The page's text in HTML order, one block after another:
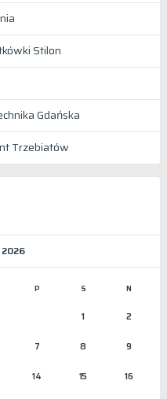
Stilon
Gdańska
Trzebiatów
2026
P S N
1 2
7 8 9
14 15 16